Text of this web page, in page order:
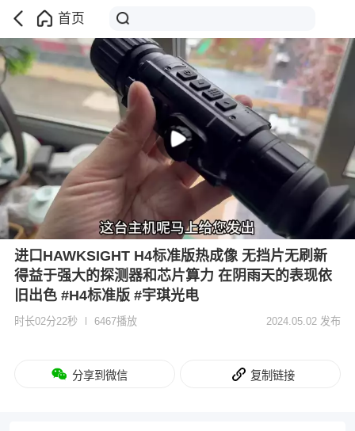
首页
进口HAWKSIGHT H4标准版热成像 无挡片无刷新
得益于强大的探测器和芯片算力 在阴雨天的表现依
旧出色 #H4标准版 #宇琪光电
时长02分22秒 6467播放 2024.05.02 发布
分享到微信 复制链接